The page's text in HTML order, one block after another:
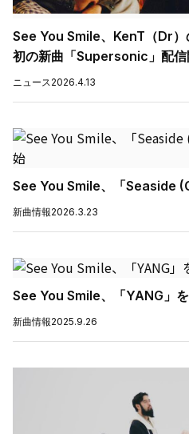
See You Smile、KenT（Dr
初の新曲「Supersonic」配信
ニュース2026.4.13
See You Smile、「Seaside
新曲情報2026.3.23
See You Smile、「YANG」
新曲情報2025.9.26